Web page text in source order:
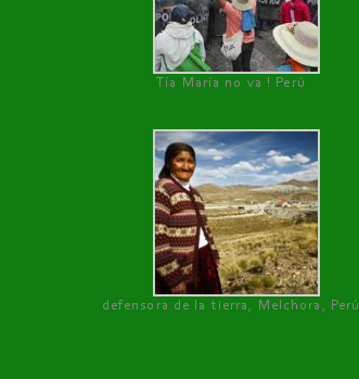
Tía María no va ! Perú
defensora de la tierra, Melchora, Perú